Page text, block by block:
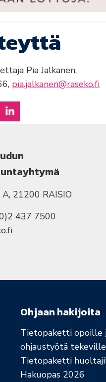
Pia Jalkanen,
pia.jalkanen@raseko.fi
Jaa Linkedinissä
21200 RAISIO
437 7500
Ohjaan hakijoita
Tietopaketti opoille
ohjaustyötä tekeville
Tietopaketti
Hakuopas 2026